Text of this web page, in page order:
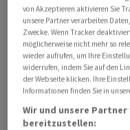
für Donnerstag
wie aus der Airport-
Donnerstagmorgen
rechnete damit, dass
steigen würde. Noch
den Flughäfen
Starts abgesagt
von Akzeptieren aktivieren Sie
unsere Partner verarbeiten
Zwecke. Wenn Tracker
möglicherweise nicht mehr so
wieder aufrufen, um Ihre
widerrufen, indem Sie auf den
der Webseite klicken. Ihre
Informationen finden Sie in
Wir und unsere
bereitzustellen: